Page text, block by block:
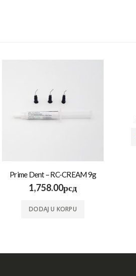
Prime Dent – RC-CREAM 9g
1,758.00рсд
DODAJ U KORPU